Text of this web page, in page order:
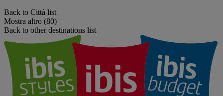
Back to Città list
Mostra altro (80)
Back to other destinations list